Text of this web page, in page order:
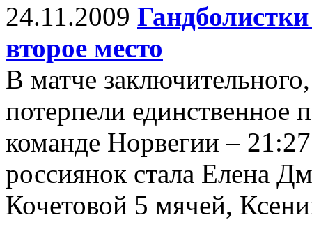
24.11.2009
второе место
В матче
потерпели единственное
команде Норвегии –
россиянок стала Елена
Кочетовой 5 мячей,